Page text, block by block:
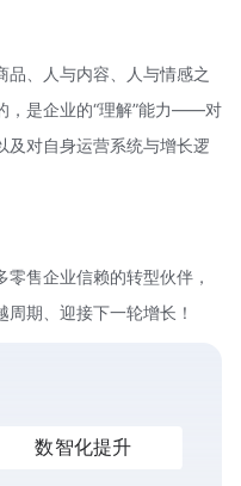
品、人与内容、人与情感之
，是企业的“理解”能力——对
及对自身运营系统与增长逻
售企业信赖的转型伙伴，
期、迎接下一轮增长！
数智化提升